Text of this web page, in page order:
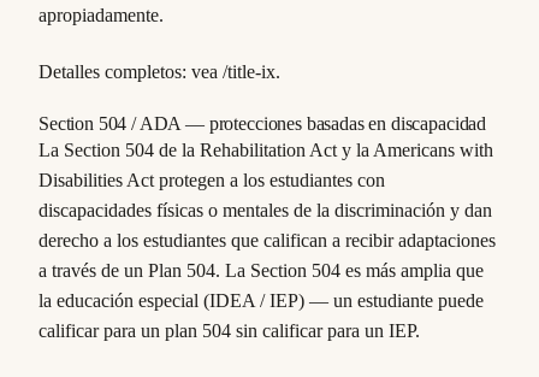
apropiadamente.
Detalles completos: vea /title-ix.
Section 504 / ADA — protecciones basadas en discapacidad
La Section 504 de la Rehabilitation Act y la Americans with
Disabilities Act protegen a los estudiantes con
discapacidades físicas o mentales de la discriminación y dan
derecho a los estudiantes que califican a recibir adaptaciones
a través de un Plan 504. La Section 504 es más amplia que
la educación especial (IDEA / IEP) — un estudiante puede
calificar para un plan 504 sin calificar para un IEP.